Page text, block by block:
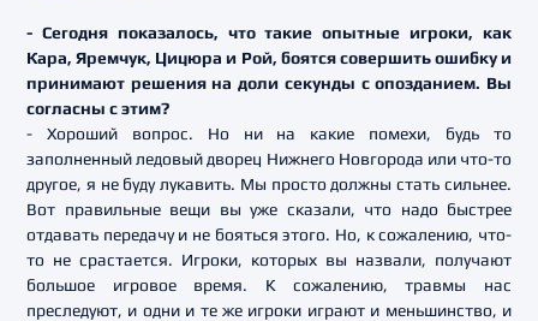
- Сегодня показалось, что такие опытные игроки, как
Кара, Яремчук, Цицюра и Рой, боятся совершить ошибку и
принимают решения на доли секунды с опозданием. Вы
согласны с этим?
- Хороший вопрос. Но ни на какие помехи, будь то
заполненный ледовый дворец Нижнего Новгорода или что-то
другое, я не буду лукавить. Мы просто должны стать сильнее.
Вот правильные вещи вы уже сказали, что надо быстрее
отдавать передачу и не бояться этого. Но, к сожалению, что-
то не срастается. Игроки, которых вы назвали, получают
большое игровое время. К сожалению, травмы нас
преследуют, и одни и те же игроки играют и меньшинство, и